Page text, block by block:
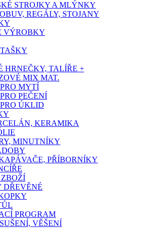
STROJKY A MLÝNKY
REGÁLY, STOJANY
VÝROBKY
HRNEČKY, TALÍŘE +
MIX MAT.
MYTÍ
PEČENÍ
ÚKLID
KERAMIKA
MINUTNÍKY
PŘÍBORNÍKY
DŘEVĚNÉ
PROGRAM
VĚŠENÍ